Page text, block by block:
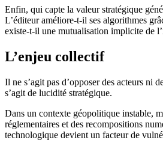
Enfin, qui capte la valeur stratégique
L’éditeur améliore-t-il ses algorithmes
existe-t-il une mutualisation implicite de
L’enjeu collectif
Il ne s’agit pas d’opposer des acteurs ni
s’agit de lucidité stratégique.
Dans un contexte géopolitique instable,
réglementaires et des recompositions
technologique devient un facteur de